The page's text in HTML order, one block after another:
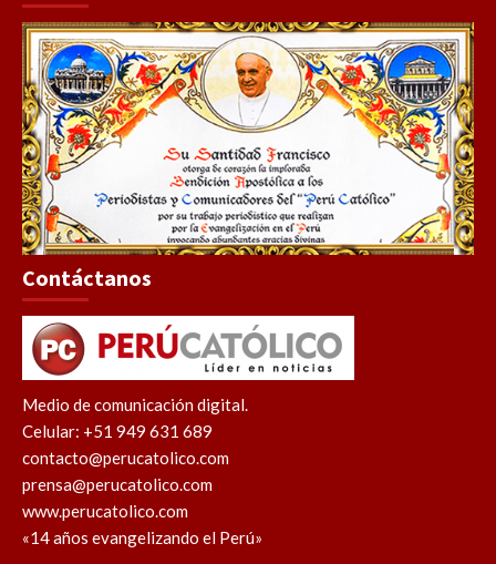
Contáctanos
Medio de comunicación digital.
Celular: +51 949 631 689
contacto@perucatolico.com
prensa@perucatolico.com
www.perucatolico.com
«14 años evangelizando el Perú»